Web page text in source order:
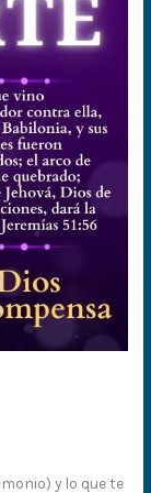
y lo que te